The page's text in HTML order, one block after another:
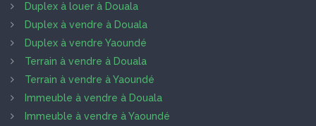
Duplex à louer à Douala
Duplex à vendre à Douala
Duplex à vendre Yaoundé
Terrain à vendre à Douala
Terrain à vendre à Yaoundé
Immeuble à vendre à Douala
Immeuble à vendre à Yaoundé